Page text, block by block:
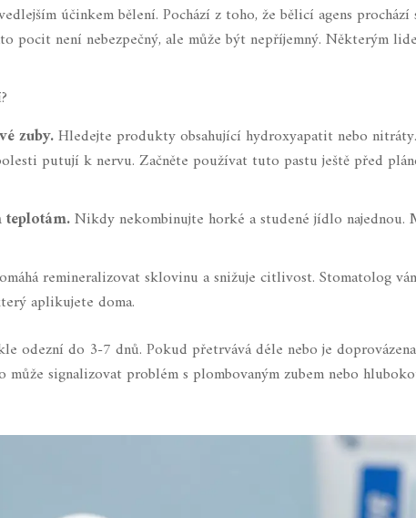
účinkem bělení. Pochází z toho, že bělicí agens
pocit není nebezpečný, ale může být nepříjemný. Některým
zuby.Hledejte produkty obsahující hydroxyapatit nebo
putují k nervu. Začněte používat tuto pastu ještě před
teplotám.Nikdy nekombinujte horké a studené jídlo
remineralizovat sklovinu a snižuje citlivost. Stomatolog
aplikujete doma.
odezní do 3-7 dnů. Pokud přetrvává déle nebo je
signalizovat problém s plombovaným zubem nebo